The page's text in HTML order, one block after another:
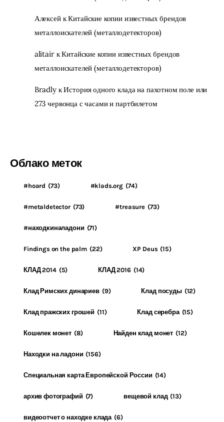
АлексейкКитайские копии известных брендов
металлоискателей (металлодетекторов)
alitairкКитайские копии известных брендов
металлоискателей (металлодетекторов)
BradlyкИстория одного клада на пахотном поле или
273 червонца с часами и партбилетом
Облако меток
#hoard (73) #klads.org (74)
#metaldetector (73) #treasure (73)
#находкиналадони (71)
Findings on the palm (22) XP Deus (15)
КЛАД 2014 (5) КЛАД 2016 (14)
Клад Римских динариев (9) Клад посуды (12)
Клад пражских грошей (11) Клад серебра (15)
Кошелек монет (8) Найден клад монет (12)
Находки на ладони (156)
Специальная карта Европейской России (14)
архив фотографий (7) вещевой клад (13)
видеоотчет о находке клада (6)